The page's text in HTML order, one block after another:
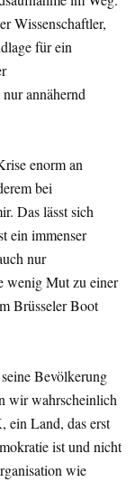
Wissenschaftler,
für ein
annähernd
enorm an
bei
Das lässt sich
ein immenser
nur
wenig Mut zu einer
Brüsseler Boot
Bevölkerung
wir wahrscheinlich
ein Land, das erst
ist und nicht
wie